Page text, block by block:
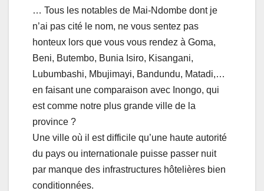
… Tous les notables de Mai-Ndombe dont je
n’ai pas cité le nom, ne vous sentez pas
honteux lors que vous vous rendez à Goma,
Beni, Butembo, Bunia Isiro, Kisangani,
Lubumbashi, Mbujimayi, Bandundu, Matadi,…
en faisant une comparaison avec Inongo, qui
est comme notre plus grande ville de la
province ?
Une ville où il est difficile qu’une haute autorité
du pays ou internationale puisse passer nuit
par manque des infrastructures hôtelières bien
conditionnées.